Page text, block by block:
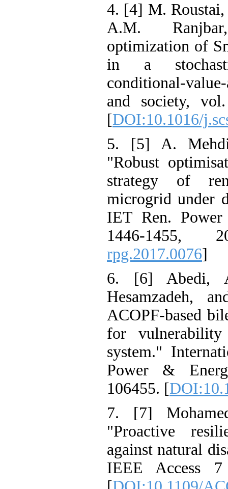
4. [4] M.
A.M.
optimization
in a
conditional-
and society,
[DOI:10.1016/
5. [5] A.
"Robust
strategy of
microgrid
IET Ren.
1446-
rpg.2017.0076
6. [6]
ACOPF-
for
system."
Power &
106455. [
7. [7]
"Proactive
against natural
IEEE Access